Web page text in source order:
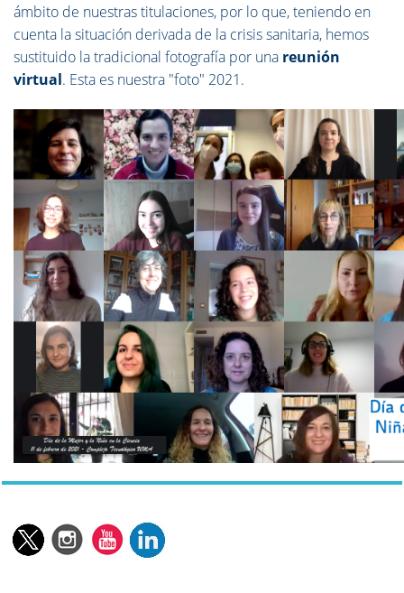
ámbito de nuestras titulaciones, por lo que, teniendo en
cuenta la situación derivada de la crisis sanitaria, hemos
sustituido la tradicional fotografía por una reunión
virtual. Esta es nuestra "foto" 2021.